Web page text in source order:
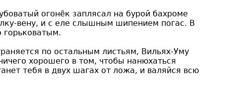
огонёк заплясал на бурой бахроме
вену, и с еле слышным шипением погас. В
горьковатым.
по остальным листьям, Вильях-Уму
хорошего в том, чтобы нанюхаться
тебя в двух шагах от ложа, и валяйся всю